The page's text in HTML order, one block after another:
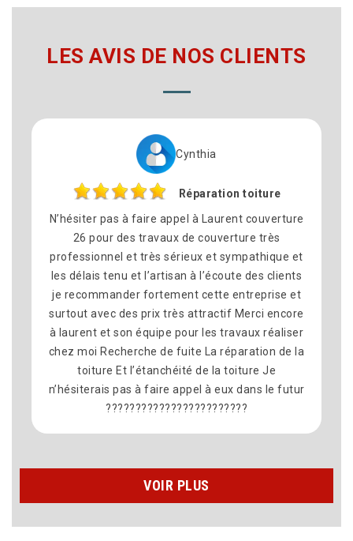
LES AVIS DE NOS CLIENTS
Cynthia
Réparation toiture
N’hésiter pas à faire appel à Laurent couverture
26 pour des travaux de couverture très
professionnel et très sérieux et sympathique et
les délais tenu et l’artisan à l’écoute des clients
je recommander fortement cette entreprise et
surtout avec des prix très attractif Merci encore
à laurent et son équipe pour les travaux réaliser
chez moi Recherche de fuite La réparation de la
toiture Et l’étanchéité de la toiture Je
n’hésiterais pas à faire appel à eux dans le futur
????????????????????????
VOIR PLUS